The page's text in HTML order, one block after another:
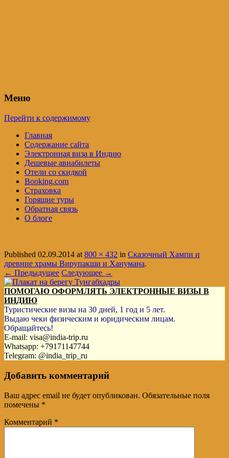
Меню
Перейти к содержимому
Главная
Содержание сайта
Электронная виза в Индию
Дешевые авиабилеты
Отели со скидкой
Booking.com
Страховка
Горящие туры
Обратная связь
О блоге
Published 02.09.2014 at800 × 432 in Сказочный Хампи и
древние храмы Вирупакши и Ханумана.
← Предыдущее Следующее →
ПОМОГАЮ ОФОРМЛЯТЬ ЭЛЕКТРОННЫЕ ВИЗЫ В
ИНДИЮ
Туристические визы на 30 дней, 1 год и 5 лет.
Выдаю чеки физическим и юридическим лицам.
Обращайтесь!
E-mail: visa@india-trip.ru
Whatsapp: +79171147744
Telegram: @india_trip_ru
Добавить комментарий
Ваш адрес email не будет опубликован. Обязательные поля
помечены *
Комментарий *